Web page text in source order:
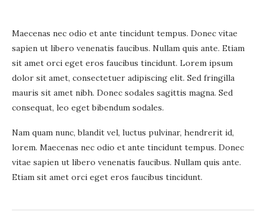
Maecenas nec odio et ante tincidunt tempus. Donec vitae
sapien ut libero venenatis faucibus. Nullam quis ante. Etiam
sit amet orci eget eros faucibus tincidunt. Lorem ipsum
dolor sit amet, consectetuer adipiscing elit. Sed fringilla
mauris sit amet nibh. Donec sodales sagittis magna. Sed
consequat, leo eget bibendum sodales.
Nam quam nunc, blandit vel, luctus pulvinar, hendrerit id,
lorem. Maecenas nec odio et ante tincidunt tempus. Donec
vitae sapien ut libero venenatis faucibus. Nullam quis ante.
Etiam sit amet orci eget eros faucibus tincidunt.